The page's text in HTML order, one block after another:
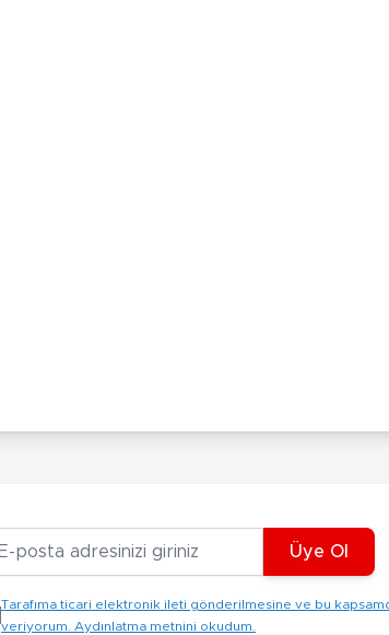
Üye Ol
Tarafıma ticari elektronik ileti gönderilmesine ve bu
veriyorum. Aydınlatma metnini okudum.